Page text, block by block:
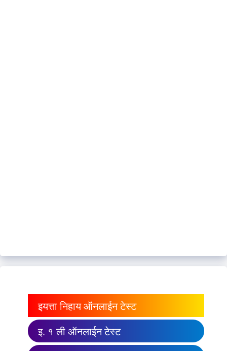
इयत्ता निहाय ऑनलाईन टेस्ट
इ. १ ली ऑनलाईन टेस्ट